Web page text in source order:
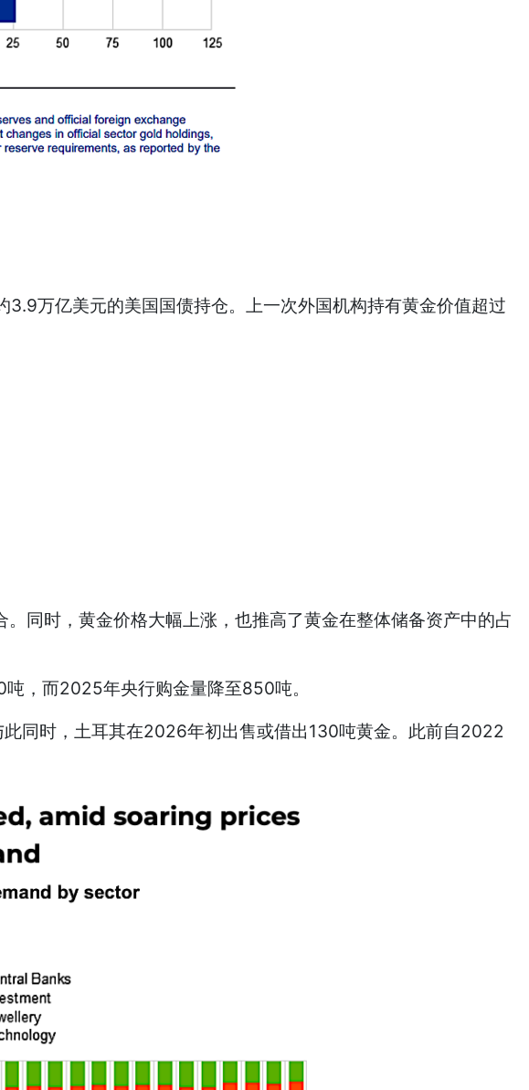
万亿美元的美国国债持仓。上一次外国机构持有黄金价值超过
时，黄金价格大幅上涨，也推高了黄金在整体储备资产中的占
，而2025年央行购金量降至850吨。
同时，土耳其在2026年初出售或借出130吨黄金。此前自2022